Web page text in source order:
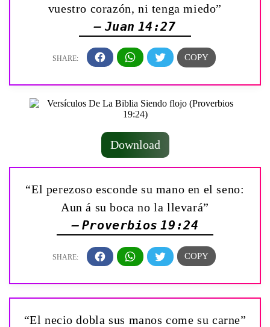
vuestro corazón, ni tenga miedo”
— Juan 14:27
Download
“El perezoso esconde su mano en el seno:
Aun á su boca no la llevará”
— Proverbios 19:24
“El necio dobla sus manos come su carne”